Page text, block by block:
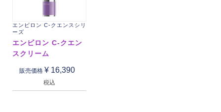
エンビロン C-クエンスシリ
ーズ
エンビロン C-クエン
スクリーム
販売価格 ¥ 16,390
税込